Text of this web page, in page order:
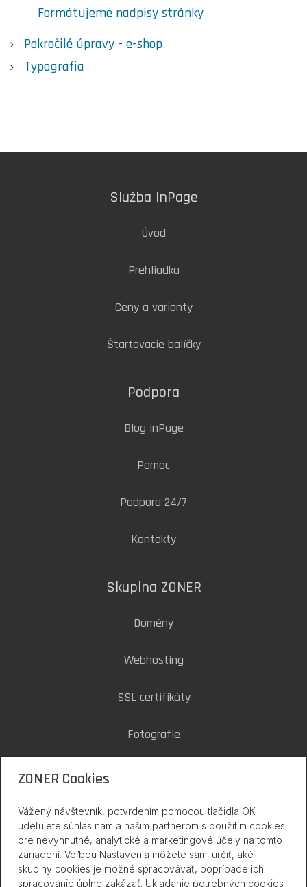
Formátujeme nadpisy stránky
Pokročilé úpravy - e-shop
Typografia
Služba inPage
Úvod
Prehliadka
Ceny a varianty
Štartovacie balíčky
Podpora
Blog inPage
Pomoc
Podpora 24/7
Kontakty
Skupina ZONER
Domény
Webhosting
SSL certifikáty
Fotografie
inPage na internete
ZONER Cookies
Vážený návštevník, potvrdením pomocou tlačidla OK
udeľujete súhlas nám a našim partnerom s použitím cookies
pre nevyhnutné, analytické a marketingové účely na tomto
zariadení. Voľbou Nastavenia môžete sami určiť, aké
skupiny cookies je možné spracovávať, poprípade ich
spracovanie úplne zakázať. Ukladanie potrebných cookies